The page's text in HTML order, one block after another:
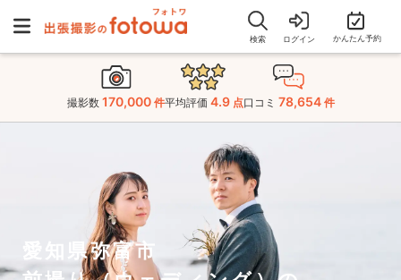
検索 ログイン かんたん予約
撮影数 170,000 件平均評価 4.9 点口コミ 78,654 件
愛知県弥富市